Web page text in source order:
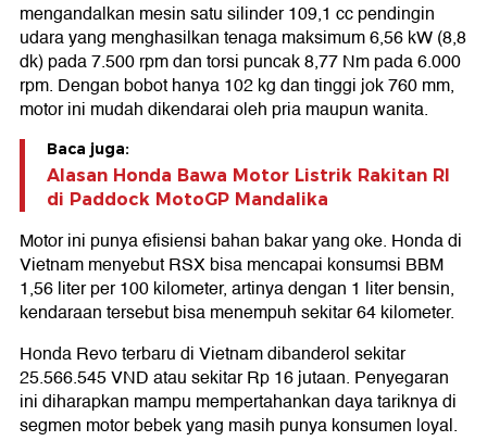
mengandalkan mesin satu silinder 109,1 cc pendingin
udara yang menghasilkan tenaga maksimum 6,56 kW (8,8
dk) pada 7.500 rpm dan torsi puncak 8,77 Nm pada 6.000
rpm. Dengan bobot hanya 102 kg dan tinggi jok 760 mm,
motor ini mudah dikendarai oleh pria maupun wanita.
Baca juga:
Alasan Honda Bawa Motor Listrik Rakitan RI
di Paddock MotoGP Mandalika
Motor ini punya efisiensi bahan bakar yang oke. Honda di
Vietnam menyebut RSX bisa mencapai konsumsi BBM
1,56 liter per 100 kilometer, artinya dengan 1 liter bensin,
kendaraan tersebut bisa menempuh sekitar 64 kilometer.
Honda Revo terbaru di Vietnam dibanderol sekitar
25.566.545 VND atau sekitar Rp 16 jutaan. Penyegaran
ini diharapkan mampu mempertahankan daya tariknya di
segmen motor bebek yang masih punya konsumen loyal.